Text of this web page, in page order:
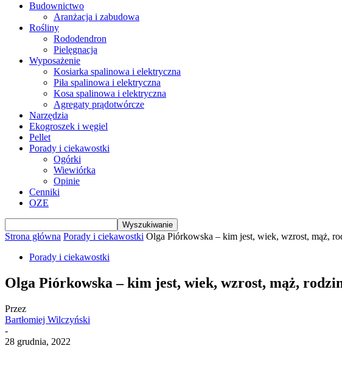
Budownictwo
Aranżacja i zabudowa
Rośliny
Rododendron
Pielęgnacja
Wyposażenie
Kosiarka spalinowa i elektryczna
Piła spalinowa i elektryczna
Kosa spalinowa i elektryczna
Agregaty prądotwórcze
Narzędzia
Ekogroszek i węgiel
Pellet
Porady i ciekawostki
Ogórki
Wiewiórka
Opinie
Cenniki
OZE
Strona główna Porady i ciekawostki Olga Piórkowska – kim jest, wiek, wzrost, mąż,
Porady i ciekawostki
Olga Piórkowska – kim jest, wiek, wzrost, mąż,
Przez
Bartłomiej Wilczyński
-
28 grudnia, 2022